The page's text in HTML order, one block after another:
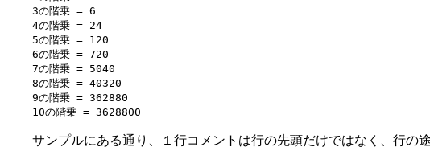
3の階乗 = 6
4の階乗 = 24
5の階乗 = 120
6の階乗 = 720
7の階乗 = 5040
8の階乗 = 40320
9の階乗 = 362880
10の階乗 = 3628800
サンプルにある通り、１行コメントは行の先頭だけではなく、行の